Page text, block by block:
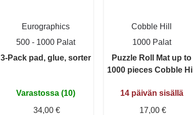
Eurographics
500 - 1000 Palat
3-Pack pad, glue, sorter
Varastossa (10)
34,00 €
Cobble Hill
1000 Palat
Puzzle Roll Mat up to
1000 pieces Cobble Hill
14 päivän sisällä
17,00 €